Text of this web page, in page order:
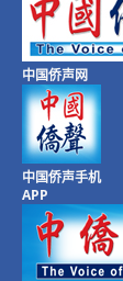
中国侨声网
中国侨声手机
APP